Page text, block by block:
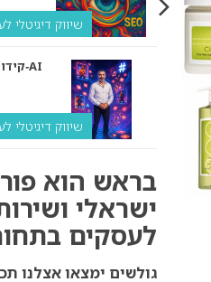
שיווק דיגיטלי
קידום אתרים ל‑AI
שיווק דיגיטלי
ולמה
בראש הוא
ישראלי
לעסקים
גולשים ימצאו אצלנו